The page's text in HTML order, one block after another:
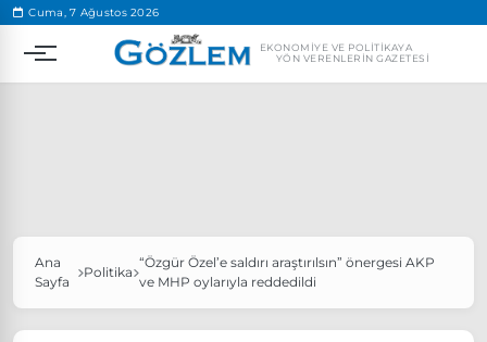
Cuma, 7 Ağustos 2026
EKONOMIYE VE POLITIKAYA
YÖN VERENLERIN GAZETESI
Popüler Aramalar
Ana
Sayfa
Politika
“Özgür Özel’e saldırı araştırılsın” önergesi AKP
ve MHP oylarıyla reddedildi